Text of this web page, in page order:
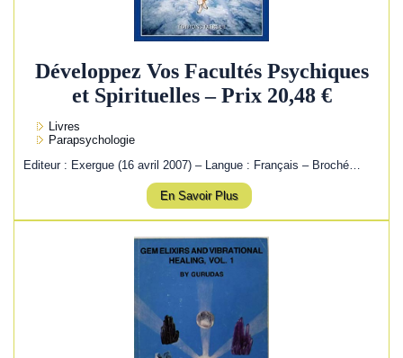
Développez Vos Facultés Psychiques
et Spirituelles – Prix 20,48 €
Livres
Parapsychologie
Editeur : Exergue (16 avril 2007) – Langue : Français – Broché…
En Savoir Plus